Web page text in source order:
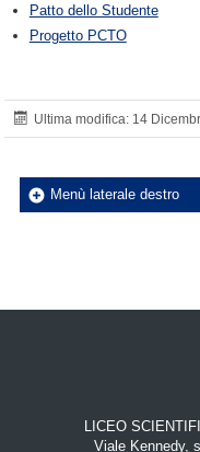
Patto dello Studente
Progetto PCTO
Ultima modifica: 14
Menù laterale destro
LICEO
Viale Kennedy,